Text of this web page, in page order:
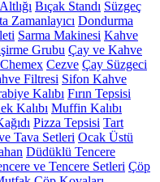
Bıçak Standı Süzgeç
Zamanlayıcı Dondurma
Sarma Makinesi Kahve
Grubu Çay ve Kahve
Chemex Cezve Çay Süzgeci
Filtresi Sifon Kahve
Kalıbı Fırın Tepsisi
Kalıbı Muffin Kalıbı
Pizza Tepsisi Tart
Tava Setleri Ocak Üstü
Düdüklü Tencere
ve Tencere Setleri Çöp